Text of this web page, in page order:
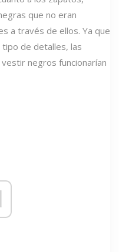
que no eran
a través de ellos. Ya que
de detalles, las
negros funcionarían